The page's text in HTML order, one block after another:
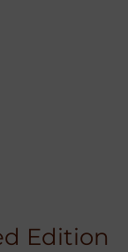
Edition